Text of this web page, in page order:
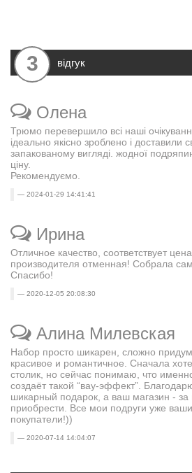
3 відгук
Олена
Трюмо перевершило всі наші
ідеально якісно зроблено і доставили
запакованому вигляді. жодної
ціну.
Рекомендуємо.
2024-01-29 14:41:41
Ирина
Отличное качество, соответствует
производителя отменная! Собрала
Спасибо!
2020-12-05 20:08:30
Алина Милевская
Набор просто шикарен, сложно
красивое и романтичное. Сначала
столик, но сейчас понимаю, что
создаёт такой “вау-эффект”.
шикарный подарок, а ваш магазин - за
приобрести. Все мои подруги уже
покупатели!))
2020-07-14 14:04:07